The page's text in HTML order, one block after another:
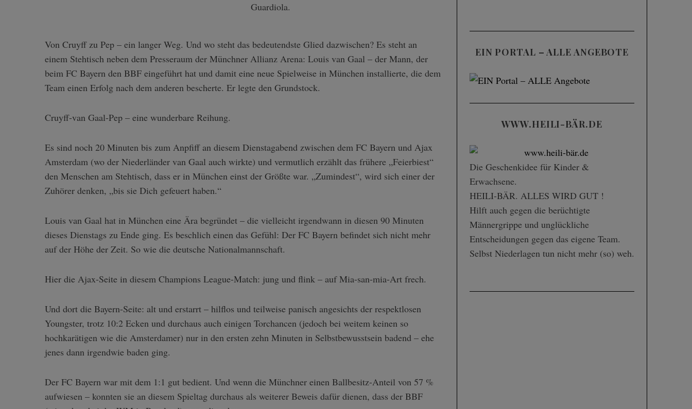
Guardiola.
Von Cruyff zu Pep – ein langer Weg. Und wo steht das bedeutendste Glied dazwischen? Es steht an
einem Stehtisch neben dem Presseraum der Münchner Allianz Arena: Louis van Gaal – der Mann, der
beim FC Bayern den BBF eingeführt hat und damit eine neue Spielweise in München installierte, die dem
Team einen Erfolg nach dem anderen bescherte. Er legte den Grundstock.
Cruyff-van Gaal-Pep – eine wunderbare Reihung.
Es sind noch 20 Minuten bis zum Anpfiff an diesem Dienstagabend zwischen dem FC Bayern und Ajax
Amsterdam (wo der Niederländer van Gaal auch wirkte) und vermutlich erzählt das frühere „Feierbiest“
den Menschen am Stehtisch, dass er in München einst der Größte war. „Zumindest“, wird sich einer der
Zuhörer denken, „bis sie Dich gefeuert haben.“
Louis van Gaal hat in München eine Ära begründet – die vielleicht irgendwann in diesen 90 Minuten
dieses Dienstags zu Ende ging. Es beschlich einen das Gefühl: Der FC Bayern befindet sich nicht mehr
auf der Höhe der Zeit. So wie die deutsche Nationalmannschaft.
Hier die Ajax-Seite in diesem Champions League-Match: jung und flink – auf Mia-san-mia-Art frech.
Und dort die Bayern-Seite: alt und erstarrt – hilflos und teilweise panisch angesichts der respektlosen
Youngster, trotz 10:2 Ecken und durchaus auch einigen Torchancen (jedoch bei weitem keinen so
hochkarätigen wie die Amsterdamer) nur in den ersten zehn Minuten in Selbstbewusstsein badend – ehe
jenes dann irgendwie baden ging.
Der FC Bayern war mit dem 1:1 gut bedient. Und wenn die Münchner einen Ballbesitz-Anteil von 57 %
aufwiesen – konnten sie an diesem Spieltag durchaus als weiterer Beweis dafür dienen, dass der BBF
EIN PORTAL – ALLE ANGEBOTE
WWW.HEILI-BÄR.DE
Die Geschenk­idee für Kinder &
Erwachsene.
HEILI-BÄR. ALLES WIRD GUT !
Hilft auch gegen die berüchtigte
Männergrippe und unglückliche
Entscheidungen gegen das eigene Team.
Selbst Niederlagen tun nicht mehr (so) weh.
S
e
a
r
f
o